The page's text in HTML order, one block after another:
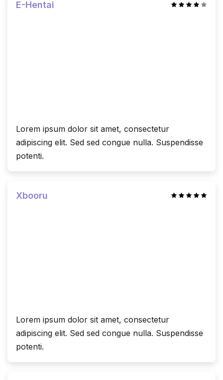
E-Hentai
Lorem ipsum dolor sit amet, consectetur
adipiscing elit. Sed sed congue nulla. Suspendisse
potenti.
Xbooru
Lorem ipsum dolor sit amet, consectetur
adipiscing elit. Sed sed congue nulla. Suspendisse
potenti.